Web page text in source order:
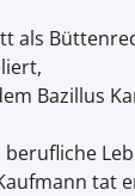
als
Bazillus
tat